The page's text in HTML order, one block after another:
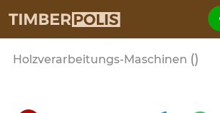
Holzverarbeitungs-Maschinen ()